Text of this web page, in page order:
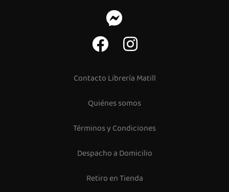
Contacto Librería Matill
Quiénes somos
Términos y Condiciones
Despacho a Domicilio
Retiro en Tienda